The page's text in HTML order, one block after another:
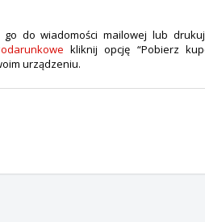
go do wiadomości mailowej lub
kliknij opcję “Pobierz
urządzeniu.